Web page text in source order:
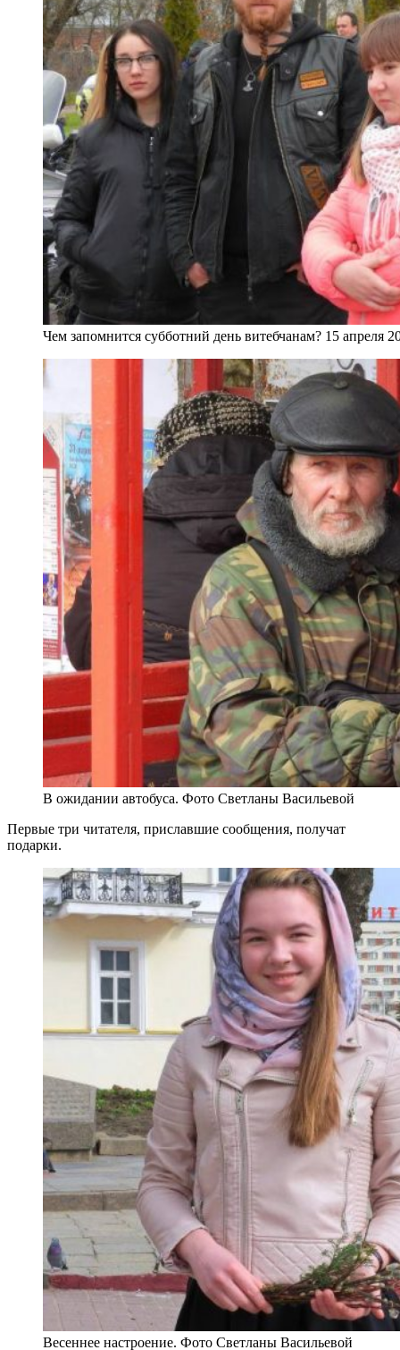
Чем запомнится субботний день витебчанам? 15 апреля
В ожидании автобуса. Фото Светланы Васильевой
Первые три читателя, приславшие сообщения, получат
подарки.
Весеннее настроение. Фото Светланы Васильевой